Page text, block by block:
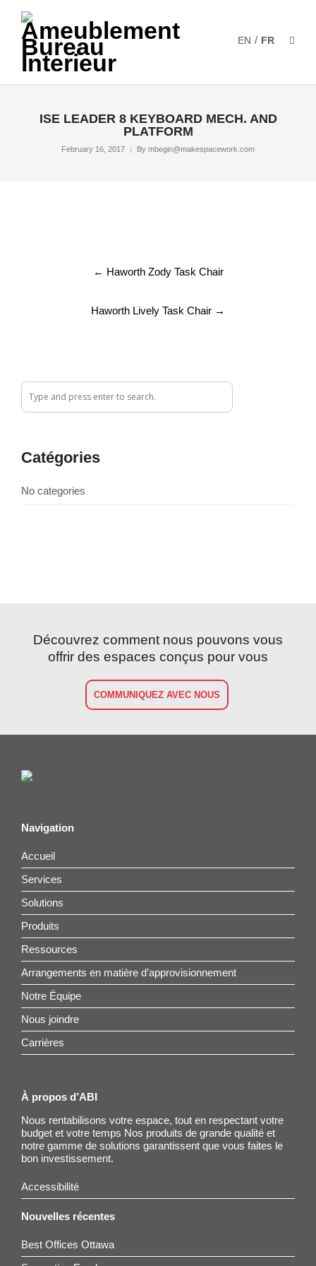
EN / FR
ISE LEADER 8 KEYBOARD MECH. AND
PLATFORM
February 16, 2017 By mbegin@makespacework.com
← Haworth Zody Task Chair
Haworth Lively Task Chair →
Catégories
No categories
Découvrez comment nous pouvons vous
offrir des espaces conçus pour vous
COMMUNIQUEZ AVEC NOUS
Navigation
Accueil
Services
Solutions
Produits
Ressources
Arrangements en matière d’approvisionnement
Notre Équipe
Nous joindre
Carrières
À propos d’ABI
Nous rentabilisons votre espace, tout en respectant votre
budget et votre temps Nos produits de grande qualité et
notre gamme de solutions garantissent que vous faites le
bon investissement.
Accessibilité
Nouvelles récentes
Best Offices Ottawa